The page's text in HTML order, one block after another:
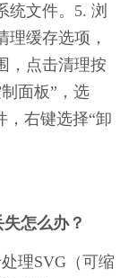
统文件。5. 浏
缓存选项，
，点击清理按
面板”，选
，右键选择“卸
怎么办？
理SVG（可缩